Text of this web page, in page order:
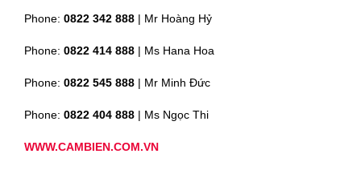
Phone: 0822 342 888 | Mr Hoàng Hỷ
Phone: 0822 414 888 | Ms Hana Hoa
Phone: 0822 545 888 | Mr Minh Đức
Phone: 0822 404 888 | Ms Ngọc Thi
WWW.CAMBIEN.COM.VN